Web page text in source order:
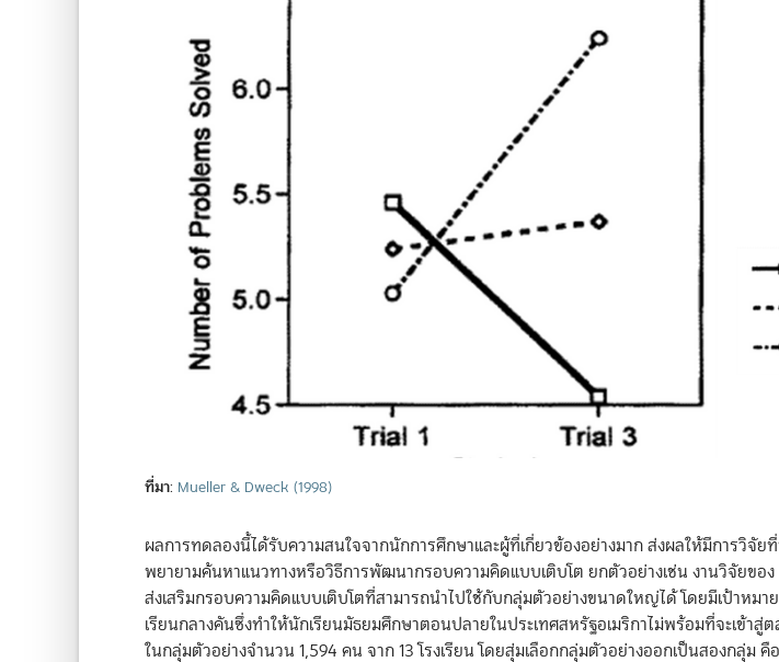
ที่มา: Mueller & Dweck (1998)
ผลการทดลองนี้ได้รับความสนใจจากนักการศึกษาและผู้ที่เกี่ยวข้องอย่างมาก ส่งผลให้มีการวิจัย
พยายามค้นหาแนวทางหรือวิธีการพัฒนากรอบความคิดแบบเติบโต ยกตัวอย่างเช่น งานวิจัยของ
ส่งเสริมกรอบความคิดแบบเติบโตที่สามารถนำไปใช้กับกลุ่มตัวอย่างขนาดใหญ่ได้ โดยมีเป้าหม
เรียนกลางคันซึ่งทำให้นักเรียนมัธยมศึกษาตอนปลายในประเทศสหรัฐอเมริกาไม่พร้อมที่จะเข้าสู่
ในกลุ่มตัวอย่างจำนวน 1,594 คน จาก 13 โรงเรียน โดยสุ่มเลือกกลุ่มตัวอย่างออกเป็นสองกลุ่ม